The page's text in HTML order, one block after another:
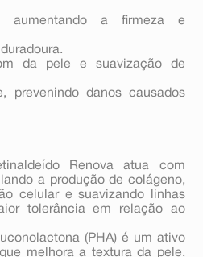
aumentando a firmeza e
da pele e suavização de
prevenindo danos causados
Renova atua com
a produção de colágeno,
celular e suavizando linhas
tolerância em relação ao
(PHA) é um ativo
melhora a textura da pele,